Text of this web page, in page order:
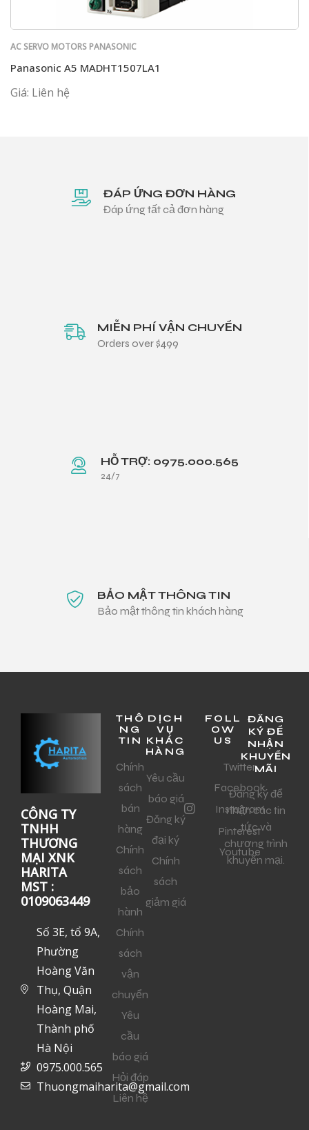
AC SERVO MOTORS PANASONIC
Panasonic A5 MADHT1507LA1
Giá: Liên hệ
ĐÁP ỨNG ĐƠN HÀNG
Đáp ứng tất cả đơn hàng
MIỄN PHÍ VẬN CHUYỂN
Orders over $499
HỖ TRỢ: 0975.000.565
24/7
BẢO MẬT THÔNG TIN
Bảo mật thông tin khách hàng
CÔNG TY
TNHH
THƯƠNG
MẠI XNK
HARITA
MST :
0109063449
Số 3E, tổ 9A,
Phường
Hoàng Văn
Thụ, Quận
Hoàng Mai,
Thành phố
Hà Nội
0975.000.565
Thuongmaiharita@gmail.com
THÔ
NG
TIN
Chính
sách
bán
hàng
Chính
sách
bảo
hành
Chính
sách
vận
chuyển
Yêu
cầu
báo giá
Hỏi đáp
Liên hệ
DỊCH
VỤ
KHÁC
HÀNG
Yêu cầu
báo giá
Đăng ký
đại ký
Chính
sách
giảm giá
FOLL
OW
US
Twitter
Facebook
Instagram
Pinterest
Youtube
ĐĂNG
KÝ ĐỂ
NHẬN
KHUYẾN
MÃI
Đăng ký để
nhận các tin
tức và
chương trình
khuyến mại.